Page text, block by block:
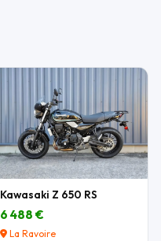
Kawasaki Z 650 RS
6 488 €
La Ravoire